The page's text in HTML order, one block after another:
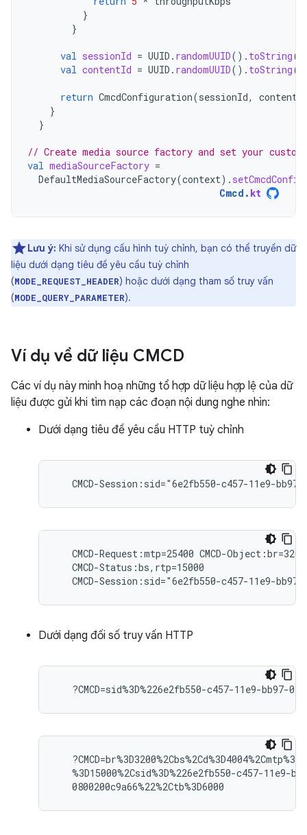
}
}
val sessionId = UUID . randomUUID(). toString()
val contentId = UUID . randomUUID(). toString()
return CmcdConfiguration(sessionId,
}
}
// Create media source factory and set your custom
val mediaSourceFactory =
DefaultMediaSourceFactory(context).
Cmcd . kt
Lưu ý: Khi sử dụng cấu hình tuỳ chỉnh, bạn có thể truyền dữ
liệu dưới dạng tiêu đề yêu cầu tuỳ chỉnh
(MODE_REQUEST_HEADER) hoặc dưới dạng tham số truy vấn
(MODE_QUERY_PARAMETER).
Ví dụ về dữ liệu CMCD
Các ví dụ này minh hoạ những tổ hợp dữ liệu hợp lệ của dữ
liệu được gửi khi tìm nạp các đoạn nội dung nghe nhìn:
Dưới dạng tiêu đề yêu cầu HTTP tuỳ chỉnh
CMCD-Request:mtp=25400 CMCD-
   CMCD-Status:bs,rtp=15000
Dưới dạng đối số truy vấn HTTP
%3D15000%2Csid%3D%226e2fb550-c457-11e9-